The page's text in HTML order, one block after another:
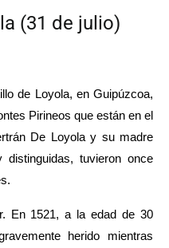
(31 de julio)
de Loyola, en Guipúzcoa,
Pirineos que están en el
De Loyola y su madre
tuvieron once
En 1521, a la edad de 30
herido mientras